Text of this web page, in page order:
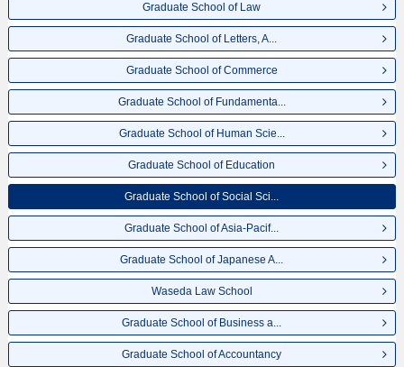
Graduate School of Law
Graduate School of Letters, A...
Graduate School of Commerce
Graduate School of Fundamenta...
Graduate School of Human Scie...
Graduate School of Education
Graduate School of Social Sci...
Graduate School of Asia-Pacif...
Graduate School of Japanese A...
Waseda Law School
Graduate School of Business a...
Graduate School of Accountancy